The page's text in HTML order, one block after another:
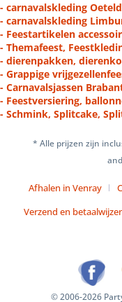
- carnavalskleding
- carnavalskleding
- Feestartikelen
- Themafeest,
- dierenpakken,
- Grappige
- Carnavalsjassen
- Feestversiering,
- Schmink, Splitcake,
* Alle prijzen zijn
Afhalen in Venray
Verzend en
© 2006-2026